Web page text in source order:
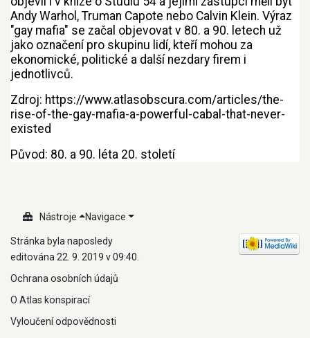
Andy Warhol, Truman Capote nebo Calvin Klein. Výraz
"gay mafia" se začal objevovat v 80. a 90. letech už
jako označení pro skupinu lidí, kteří mohou za
ekonomické, politické a další nezdary firem i
jednotlivců.
Zdroj: https://www.atlasobscura.com/articles/the-
rise-of-the-gay-mafia-a-powerful-cabal-that-never-
existed
Původ: 80. a 90. léta 20. století
Nástroje Navigace
Stránka byla naposledy
editována 22. 9. 2019 v 09:40.
Ochrana osobních údajů
O Atlas konspirací
Vyloučení odpovědnosti